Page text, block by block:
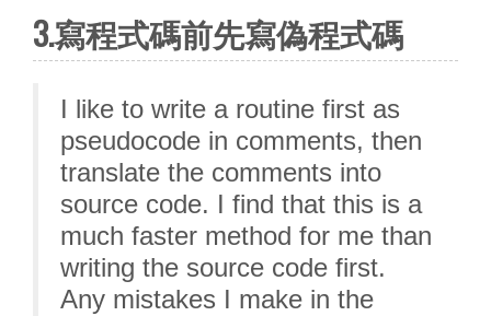
3.寫程式碼前先寫偽程式碼
I like to write a routine first as
pseudocode in comments, then
translate the comments into
source code. I find that this is a
much faster method for me than
writing the source code first.
Any mistakes I make in the